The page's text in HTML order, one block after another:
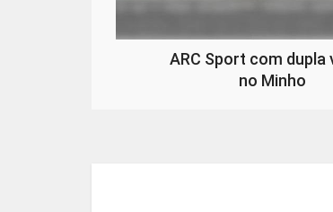
ARC Sport com dupla
no Minho